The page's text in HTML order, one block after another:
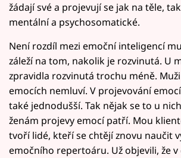
žádají své a projevují se jak na těle,
mentální a psychosomatické.
Není rozdíl mezi emoční inteligencí
záleží na tom, nakolik je rozvinutá. U
zpravidla rozvinutá trochu méně.
emocích nemluví. V projevování
také jednodušší. Tak nějak se to u
ženám projevy emocí patří. Mou
tvoří lidé, kteří se chtějí znovu naučit
emočního repertoáru. Už objevili, že